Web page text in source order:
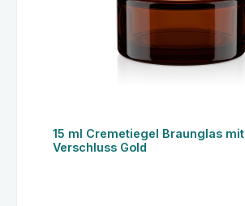
15 ml Cremetiegel Braunglas mit
Verschluss Gold